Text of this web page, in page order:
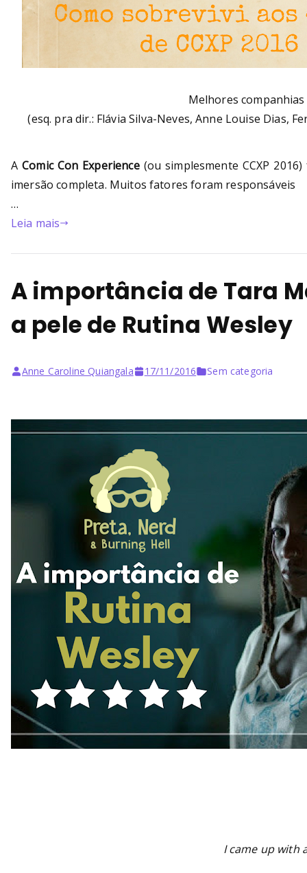
Melhores companhias
(esq. pra dir.: Flávia Silva-Neves, Anne Louise Dias,
AComic Con Experience(ou simplesmente CCXP
imersão completa. Muitos fatores foram responsáveis
…
Leia mais
A importância de Tara
a pele de Rutina Wesley
Anne Caroline Quiangala 17/11/2016 Sem categoria
I came up with